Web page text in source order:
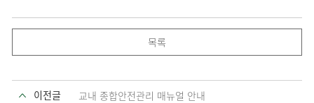
목록
이전글 교내 종합안전관리 매뉴얼 안내